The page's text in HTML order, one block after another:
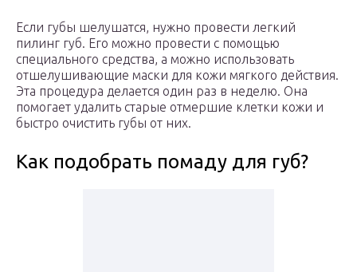
Если губы шелушатся, нужно провести легкий
пилинг губ. Его можно провести с помощью
специального средства, а можно использовать
отшелушивающие маски для кожи мягкого действия.
Эта процедура делается один раз в неделю. Она
помогает удалить старые отмершие клетки кожи и
быстро очистить губы от них.
Как подобрать помаду для губ?